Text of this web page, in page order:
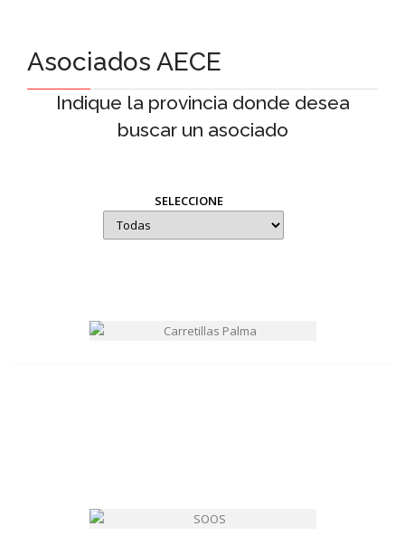
Asociados AECE
Indique la provincia donde desea
buscar un asociado
SELECCIONE